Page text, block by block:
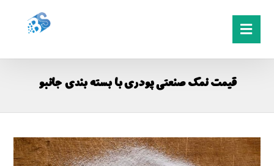
قیمت نمک صنعتی پودری با بسته بندی جانبو